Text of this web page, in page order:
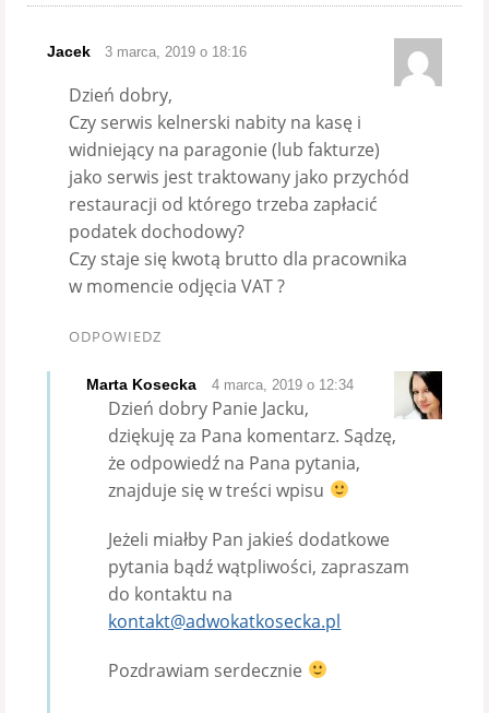
Jacek 3 marca, 2019 o 18:16
Dzień dobry,
Czy serwis kelnerski nabity na kasę i
widniejący na paragonie (lub fakturze)
jako serwis jest traktowany jako przychód
restauracji od którego trzeba zapłacić
podatek dochodowy?
Czy staje się kwotą brutto dla pracownika
w momencie odjęcia VAT ?
ODPOWIEDZ
Marta Kosecka 4 marca, 2019 o 12:34
Dzień dobry Panie Jacku,
dziękuję za Pana komentarz. Sądzę,
że odpowiedź na Pana pytania,
znajduje się w treści wpisu
Jeżeli miałby Pan jakieś dodatkowe
pytania bądź wątpliwości, zapraszam
do kontaktu na
kontakt@adwokatkosecka.pl
Pozdrawiam serdecznie